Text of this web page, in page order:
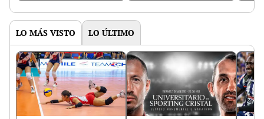
LO MÁS VISTO LO ÚLTIMO